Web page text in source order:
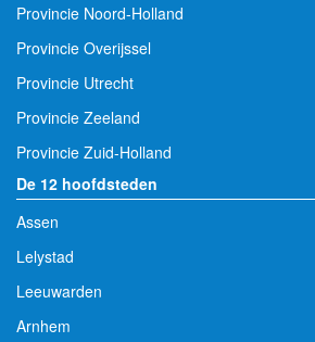
Provincie Noord-Holland
Provincie Overijssel
Provincie Utrecht
Provincie Zeeland
Provincie Zuid-Holland
De 12 hoofdsteden
Assen
Lelystad
Leeuwarden
Arnhem